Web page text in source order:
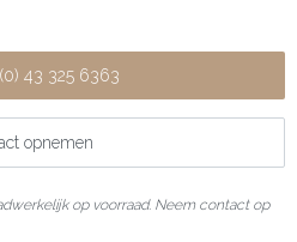
(0) 43 325 6363
opnemen
op voorraad. Neem contact op